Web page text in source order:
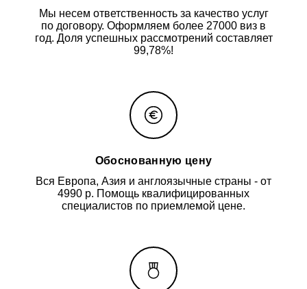
Мы несем ответственность за качество услуг
по договору. Оформляем более 27000 виз в
год. Доля успешных рассмотрений составляет
99,78%!
Обоснованную цену
Вся Европа, Азия и англоязычные страны - от
4990 р. Помощь квалифицированных
специалистов по приемлемой цене.